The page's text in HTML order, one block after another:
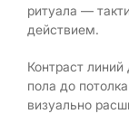
ритуала —
действием.
Контраст
пола до
визуально